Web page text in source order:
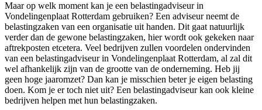
Maar op welk moment kan je een belastingadviseur in
Vondelingenplaat Rotterdam gebruiken? Een adviseur neemt de
belastingzaken van een organisatie uit handen. Dit gaat natuurlijk
verder dan de gewone belastingzaken, hier wordt ook gekeken naar
aftrekposten etcetera. Veel bedrijven zullen voordelen ondervinden
van een belastingadviseur in Vondelingenplaat Rotterdam, al zal dit
wel afhankelijk zijn van de grootte van de onderneming. Heb jij
geen hoge jaaromzet? Dan kan je misschien beter je eigen belasting
doen. Kom je er toch niet uit? Een belastingadviseur kan ook kleine
bedrijven helpen met hun belastingzaken.